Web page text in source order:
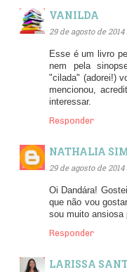
VANILDA
29 de agosto de 2014
Esse é um livro
nem pela
"cilada" (adorei!)
mencionou,
interessar.
Responder
NATHALIA
29 de agosto de 2014
Oi Dandára!
que não vou
sou muito ansiosa
Responder
LARISSA